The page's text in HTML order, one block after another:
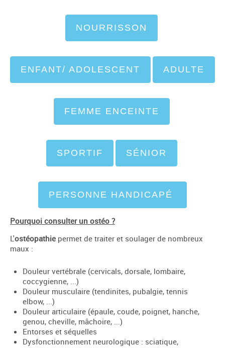
NOURRISSON
ENFANT/ ADOLESCENT ADULTE
FEMME ENCEINTE
SPORTIF SÉNIOR
PERSONNE HANDICAPÉ
Pourquoi consulter un ostéo ?
L'ostéopathie permet de traiter et soulager de nombreux
maux :
Douleur vertébrale (cervicals, dorsale, lombaire,
coccygienne, ...)
Douleur musculaire (tendinites, pubalgie, tennis
elbow, ...)
Douleur articulaire (épaule, coude, poignet, hanche,
genou, cheville, mâchoire, ...)
Entorses et séquelles
Dysfonctionnement neurologique : sciatique,